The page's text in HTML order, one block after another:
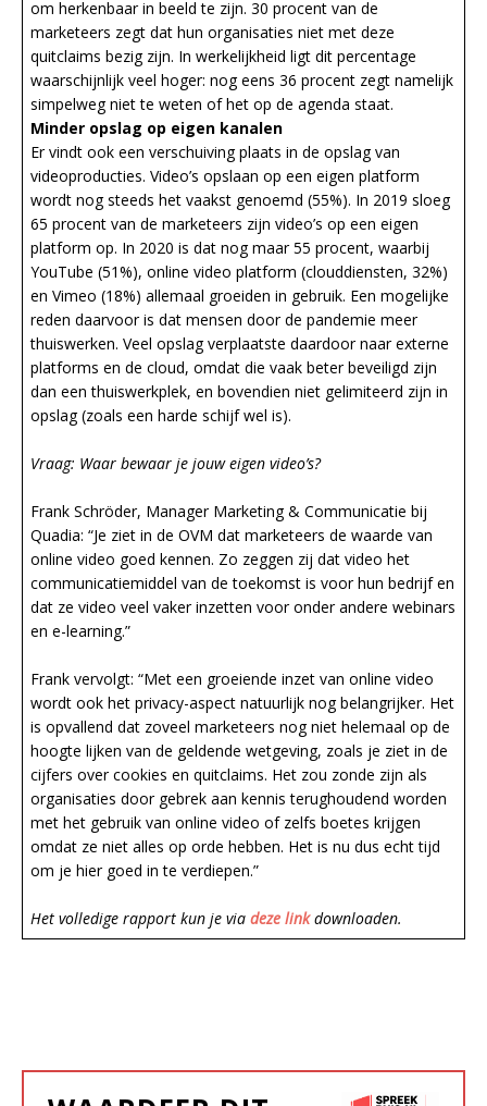
om herkenbaar in beeld te zijn. 30 procent van de
marketeers zegt dat hun organisaties niet met deze
quitclaims bezig zijn. In werkelijkheid ligt dit percentage
waarschijnlijk veel hoger: nog eens 36 procent zegt namelijk
simpelweg niet te weten of het op de agenda staat.
Minder opslag op eigen kanalen
Er vindt ook een verschuiving plaats in de opslag van
videoproducties. Video’s opslaan op een eigen platform
wordt nog steeds het vaakst genoemd (55%). In 2019 sloeg
65 procent van de marketeers zijn video’s op een eigen
platform op. In 2020 is dat nog maar 55 procent, waarbij
YouTube (51%), online video platform (clouddiensten, 32%)
en Vimeo (18%) allemaal groeiden in gebruik. Een mogelijke
reden daarvoor is dat mensen door de pandemie meer
thuiswerken. Veel opslag verplaatste daardoor naar externe
platforms en de cloud, omdat die vaak beter beveiligd zijn
dan een thuiswerkplek, en bovendien niet gelimiteerd zijn in
opslag (zoals een harde schijf wel is).
Vraag: Waar bewaar je jouw eigen video’s?
Frank Schröder, Manager Marketing & Communicatie bij
Quadia: “Je ziet in de OVM dat marketeers de waarde van
online video goed kennen. Zo zeggen zij dat video het
communicatiemiddel van de toekomst is voor hun bedrijf en
dat ze video veel vaker inzetten voor onder andere webinars
en e-learning.”
Frank vervolgt: “Met een groeiende inzet van online video
wordt ook het privacy-aspect natuurlijk nog belangrijker. Het
is opvallend dat zoveel marketeers nog niet helemaal op de
hoogte lijken van de geldende wetgeving, zoals je ziet in de
cijfers over cookies en quitclaims. Het zou zonde zijn als
organisaties door gebrek aan kennis terughoudend worden
met het gebruik van online video of zelfs boetes krijgen
omdat ze niet alles op orde hebben. Het is nu dus echt tijd
om je hier goed in te verdiepen.”
Het volledige rapport kun je via deze linkdownloaden.